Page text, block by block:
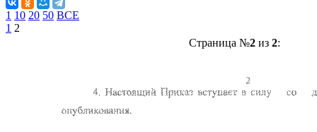
1 10 20 50 ВСЕ
1 2
Страница №2из 2: